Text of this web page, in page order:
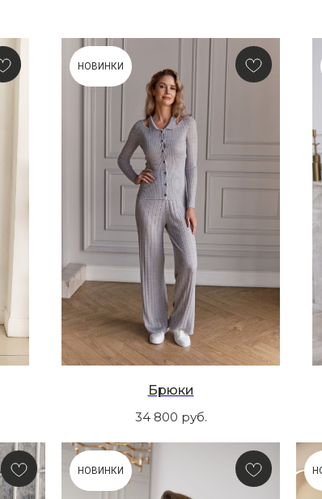
НОВИНКИ
Брюки
34 800 руб.
НОВИНКИ